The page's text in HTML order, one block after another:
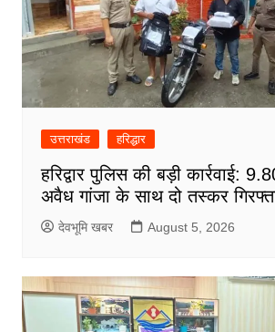
उत्तराखंड हरिद्धार
हरिद्वार पुलिस की बड़ी कार्रवाई:
अवैध गांजा के साथ दो तस्कर
देवभूमि खबर August 5, 2026